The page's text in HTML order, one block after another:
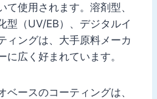
て使用されます。溶剤型、
型（UV/EB）、デジタルイ
ィングは、大手原料メーカ
に広く好まれています。
ベースのコーティングは、